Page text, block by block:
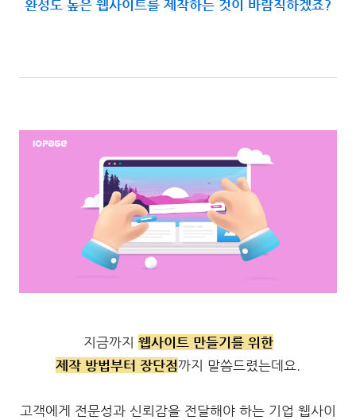
완성도 높은 웹사이트를 제작하는 것이 바람직하겠죠?
지금까지 웹사이트 만들기를 위한
제작 방법부터 장단점까지 말씀드렸는데요.
고객에게 전문성과 신뢰감을 전달해야 하는 기업 웹사이